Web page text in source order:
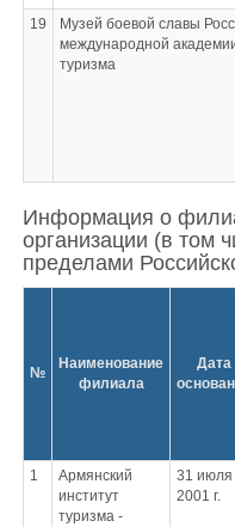
19
Музей боевой славы
международной
туризма
Информация о
организации (в том
пределами
№
Наименование
филиала
Дата
1
Армянский
институт
туризма -
31 июля
2001 г.